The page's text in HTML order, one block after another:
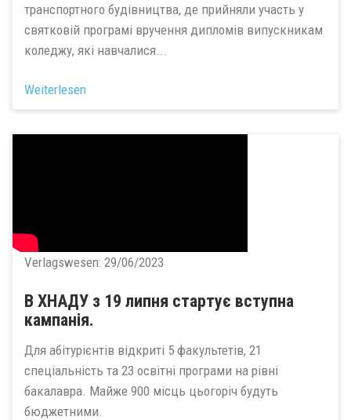
транспортного будівництва, де прийняли участь у
святковій програмі вручення дипломів випускникам
коледжу, які навчалися...
Weiterlesen
Verlagswesen: 29/06/2023
В ХНАДУ з 19 липня стартує вступна
кампанія.
Для абітурієнтів відкриті 5 факультетів, 21
спеціальність та 23 освітні програми на рівні
бакалавра. Майже 900 місць цьогоріч будуть
бюджетними.